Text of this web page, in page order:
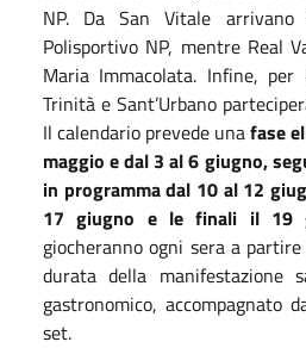
NP. Da San Vitale
Polisportivo NP, mentre Real
Maria Immacolata. Infine,
Trinità e Sant’Urbano
Il calendario prevede unafase
maggio e dal 3 al 6 giugno,
in programma dal 10 al 12
17 giugno e le finali il 19
giocheranno ogni sera a
durata della manifestazione
gastronomico, accompagnato
set.